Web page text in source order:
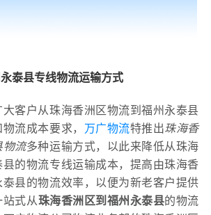
泰县专线物流运输方式
大客户从珠海香洲区物流到福州永泰县
流成本要求， 万广物流特推出珠海香
物流多种运输方式，以此来降低从珠海
的物流专线运输成本，提高由珠海香
县的物流效率，以便为新老客户提供
站式从珠海香洲区到福州永泰县的物流